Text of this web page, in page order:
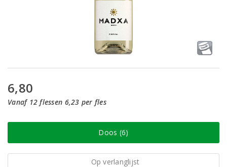
6,80
Vanaf 12 flessen 6,23 per fles
Doos (6)
Op verlanglijst